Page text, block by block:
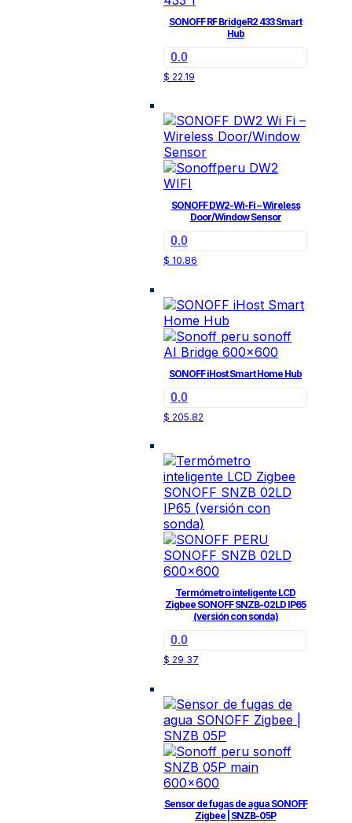
SONOFF RF BridgeR2 433 Smart
Hub
0.0
$ 22.19
SONOFF DW2-Wi-Fi – Wireless
Door/Window Sensor
0.0
$ 10.86
SONOFF iHost Smart Home Hub
0.0
$ 205.82
Termómetro inteligente LCD
Zigbee SONOFF SNZB-02LD IP65
(versión con sonda)
0.0
$ 29.37
Sensor de fugas de agua SONOFF
Zigbee | SNZB-05P